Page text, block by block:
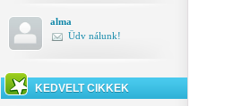
alma
Üdv nálunk!
KEDVELT CIKKEK